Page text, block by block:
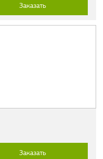
Заказать
Заказать